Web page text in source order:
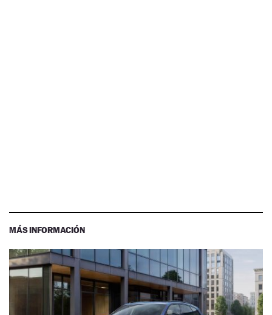
MÁS INFORMACIÓN